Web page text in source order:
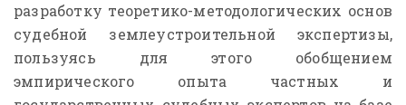
разработку теоретико-методологических основ
судебной землеустроительной экспертизы,
пользуясь для этого обобщением
эмпирического опыта частных и